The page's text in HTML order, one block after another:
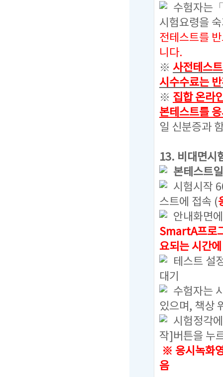
수험자는
시험요령을
전테스트를
니다.
※ 사전테스
시수수료는
※ 집합 온라
본테스트를
일 신분증과
13. 비대면시
본테스트
시험시작
스트에 접속 (
안내화면
SmartA프로
요되는 시간
테스트 설
대기
수험자는
있으며, 책상
시험정각
작]버튼을 누
※ 응시녹화
음